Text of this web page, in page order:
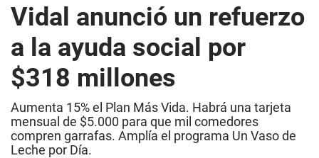
Vidal anunció un refuerzo
a la ayuda social por
$318 millones
Aumenta 15% el Plan Más Vida. Habrá una tarjeta
mensual de $5.000 para que mil comedores
compren garrafas. Amplía el programa Un Vaso de
Leche por Día.